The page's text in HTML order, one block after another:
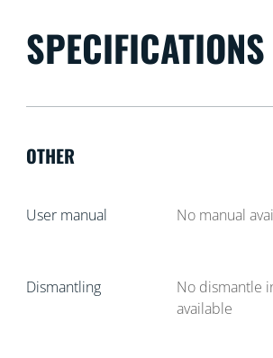
SPECIFICATIONS
OTHER
User manual No manual
Dismantling
No dismantle
available